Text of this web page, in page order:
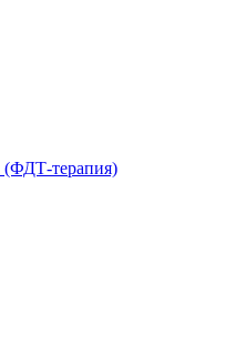
(ФДТ-терапия)